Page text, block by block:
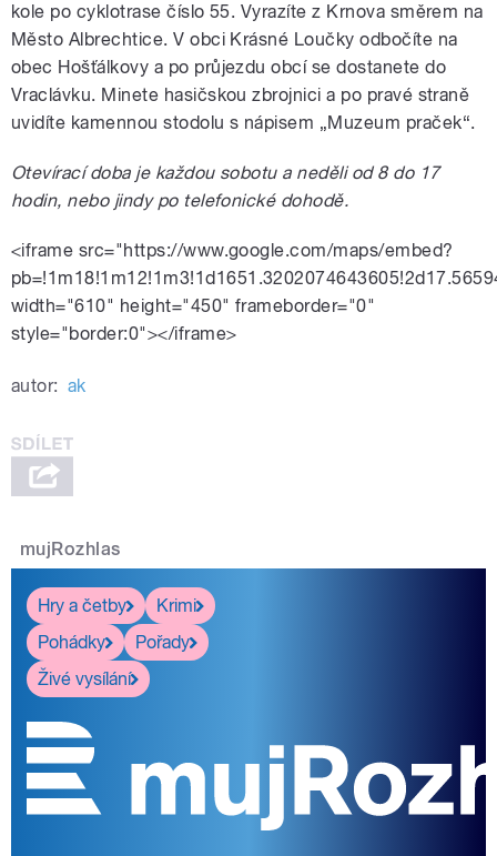
kole po cyklotrase číslo 55. Vyrazíte z Krnova směrem na
Město Albrechtice. V obci Krásné Loučky odbočíte na
obec Hošťálkovy a po průjezdu obcí se dostanete do
Vraclávku. Minete hasičskou zbrojnici a po pravé straně
uvidíte kamennou stodolu s nápisem „Muzeum praček“.
Otevírací doba je každou sobotu a neděli od 8 do 17
hodin, nebo jindy po telefonické dohodě.
<iframe src="https://www.google.com/maps/embed?
width="610" height="450" frameborder="0"
style="border:0"></iframe>
autor: ak
mujRozhlas
Hry a četby
Krimi
Pohádky
Pořady
Živé vysílání